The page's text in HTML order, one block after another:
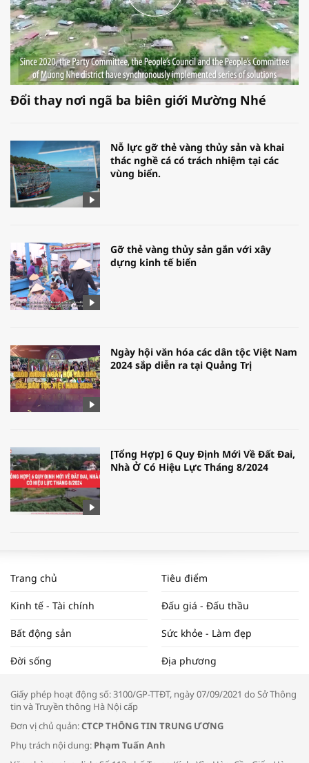
Đổi thay nơi ngã ba biên giới Mường Nhé
Nỗ lực gỡ thẻ vàng thủy sản và khai
thác nghề cá có trách nhiệm tại các
vùng biển.
Gỡ thẻ vàng thủy sản gắn với xây
dựng kinh tế biển
Ngày hội văn hóa các dân tộc Việt Nam
2024 sắp diễn ra tại Quảng Trị
[Tổng Hợp] 6 Quy Định Mới Về Đất Đai,
Nhà Ở Có Hiệu Lực Tháng 8/2024
NAM NĂM 2024 VÀ NĂM 2025 | NHỊP
ĐẬP THỊ TRƯỜNG #62
Tọa đàm “Xúc tiến thương mại: Khơi
Trang chủ Tiêu điểm
Kinh tế - Tài chính Đấu giá - Đấu thầu
Bất động sản Sức khỏe - Làm đẹp
Đời sống Địa phương
Giấy phép hoạt động số: 3100/GP-TTĐT, ngày 07/09/2021 do Sở Thông
tin và Truyền thông Hà Nội cấp
Đơn vị chủ quản:CTCP THÔNG TIN TRUNG ƯƠNG
Phụ trách nội dung: Phạm Tuấn Anh